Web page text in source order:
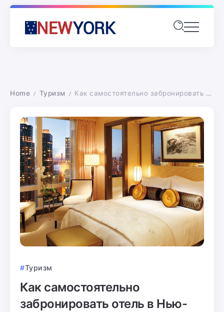
Home / Туризм / Как самостоятельно забронировать отель в Нью-Йорке
Туризм
Как самостоятельно
забронировать отель в Нью-